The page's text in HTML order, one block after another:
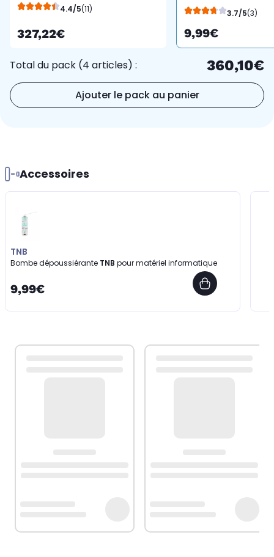
4.4/5(11)
327,22€
informatique3.7/5(3)
9,99€
Total du pack (4 articles) : 360,10€
Ajouter le pack au panier
Accessoires
TNB
Bombe dépoussiérante TNB pour matériel informatique
9,99€